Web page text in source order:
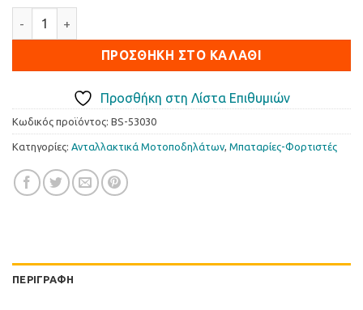
91.38€.είναι:
87.00€.
ΠΡΟΣΘΉΚΗ ΣΤΟ ΚΑΛΆΘΙ
Προσθήκη στη Λίστα Επιθυμιών
Κωδικός προϊόντος: BS-53030
Κατηγορίες: Ανταλλακτικά Μοτοποδηλάτων, Μπαταρίες-Φορτιστές
ΠΕΡΙΓΡΑΦΉ